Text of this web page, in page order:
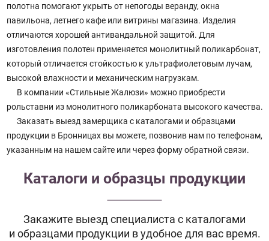
полотна помогают укрыть от непогоды веранду, окна
павильона, летнего кафе или витрины магазина. Изделия
отличаются хорошей антивандальной защитой. Для
изготовления полотен применяется монолитный поликарбонат,
который отличается стойкостью к ультрафиолетовым лучам,
высокой влажности и механическим нагрузкам.
В компании «Стильные Жалюзи» можно приобрести
рольставни из монолитного поликарбоната высокого качества.
Заказать выезд замерщика с каталогами и образцами
продукции в Бронницах вы можете, позвонив нам по телефонам,
указанным на нашем сайте или через форму обратной связи.
Каталоги и образцы продукции
Закажите выезд специалиста с каталогами
и образцами продукции в удобное для вас время.